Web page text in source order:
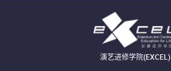
演艺进修学院(EXCEL)